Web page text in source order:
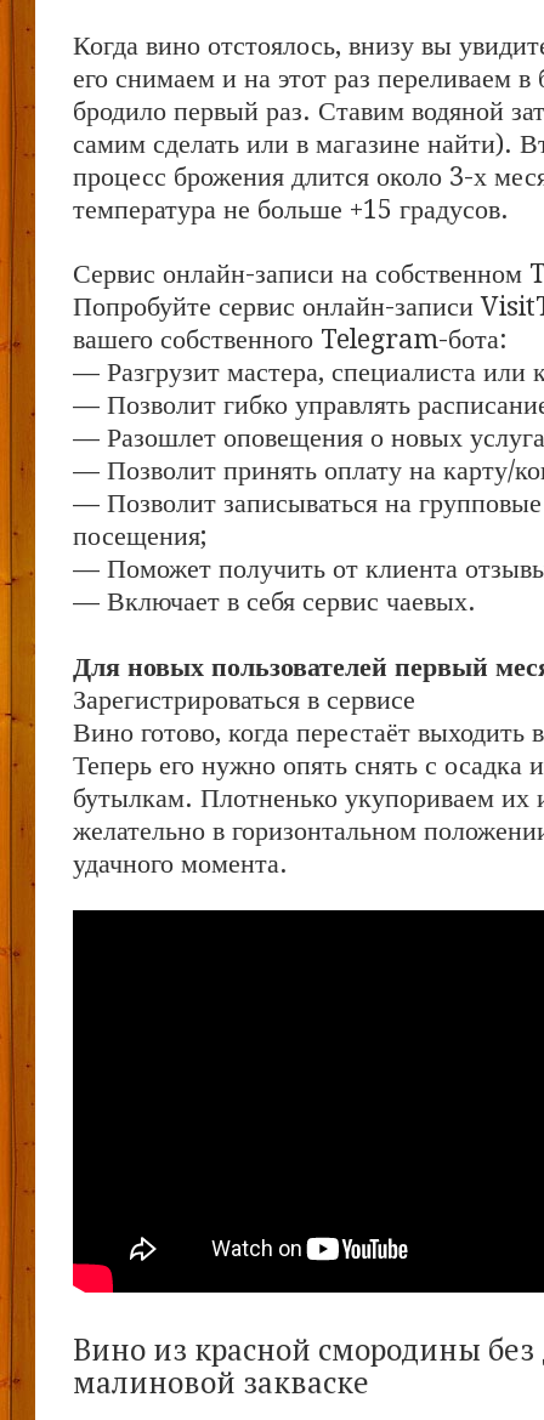
Когда вино отстоялось, внизу вы
его снимаем и на этот раз переливаем в
бродило первый раз. Ставим водяной
самим сделать или в магазине найти).
процесс брожения длится около 3-х
температура не больше +15 градусов.
Сервис онлайн-записи на собственном
Попробуйте сервис онлайн-записи
вашего собственного Telegram-бота:
— Разгрузит мастера, специалиста или
— Позволит гибко управлять
— Разошлет оповещения о новых
— Позволит принять оплату на карту/
— Позволит записываться на
посещения;
— Поможет получить от клиента
— Включает в себя сервис чаевых.
Для новых пользователей первый
Зарегистрироваться в сервисе
Вино готово, когда перестаёт выходить
Теперь его нужно опять снять с осадка
бутылкам. Плотненько укупориваем их
желательно в горизонтальном
удачного момента.
Вино из красной смородины
малиновой закваске